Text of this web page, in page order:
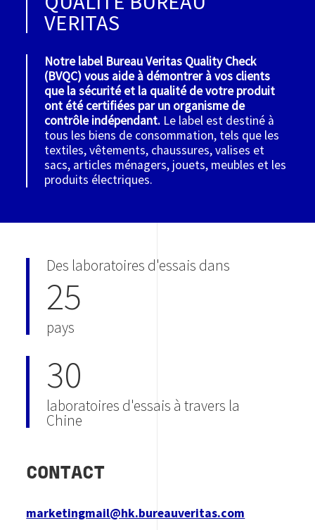
VERITAS
Notre label Bureau Veritas Quality Check
(BVQC) vous aide à démontrer à vos clients
que la sécurité et la qualité de votre produit
ont été certifiées par un organisme de
contrôle indépendant. Le label est destiné à
tous les biens de consommation, tels que les
textiles, vêtements, chaussures, valises et
sacs, articles ménagers, jouets, meubles et les
produits électriques.
Des laboratoires d'essais dans
25
pays
30
laboratoires d'essais à travers la
Chine
CONTACT
marketingmail@hk.bureauveritas.com